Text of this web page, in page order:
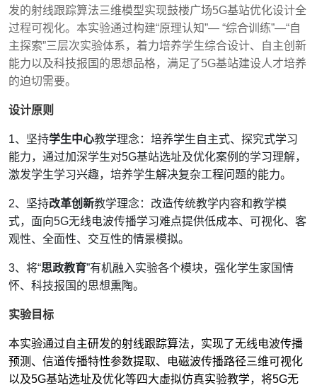
发的射线跟踪算法三维模型实现鼓楼广场5G基站优化设计全
过程可视化。本实验通过构建“原理认知”— “综合训练”—“自
主探索”三层次实验体系 ，着力培养学生综合设计、自主创新
能力以及科技报国的思想品格，满足了5G基站建设人才培养
的迫切需要。
设计原则
1、坚持学生中心教学理念：培养学生自主式、探究式学习
能力，通过加深学生对5G基站选址及优化案例 的学习理解，
激发学生学习兴趣， 培养学生解决复杂工程问题的能力。
2、坚持改革创新教学理念：改造传统教学内容和教学模
式，面向5G无线电波传播学习难点提供低成本、可视化、客
观性、全面性、交互性的情景模拟。
3、将“思政教育”有机融入实验各个模块，强化学生家国情
怀、科技报国的思想熏陶。
实验目标
本实验通过自主研发的射线跟踪算法，实现了无线电波传播
预测、信道传播特性参数提取、电磁波传播路径三维可视化
以及5G基站选址及优化等四大虚拟仿真实验教学， 将5G无